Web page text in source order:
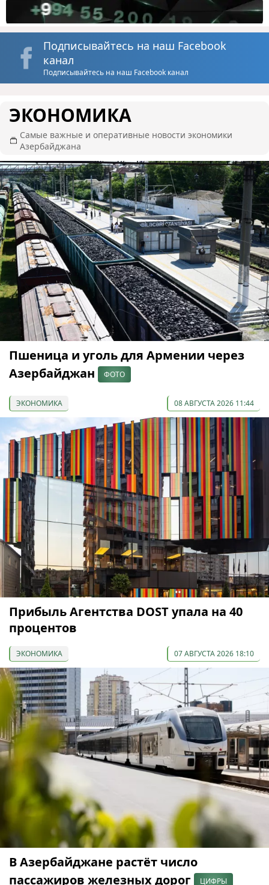
Подписывайтесь на наш Facebook
канал
Подписывайтесь на наш Facebook канал
ЭКОНОМИКА
Самые важные и оперативные новости экономики
Азербайджана
Пшеница и уголь для Армении через
Азербайджан
ФОТО
ЭКОНОМИКА 08 АВГУСТА 2026 11:44
Прибыль Агентства DOST упала на 40
процентов
ЭКОНОМИКА 07 АВГУСТА 2026 18:10
В Азербайджане растёт число
пассажиров железных дорог
ЦИФРЫ